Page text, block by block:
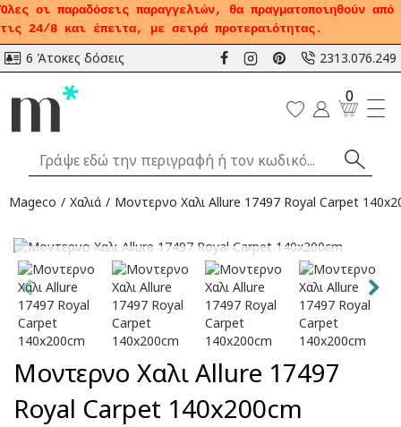
Όλες οι παραδόσεις παραγγελιών, θα πραγματοποιηθούν από
τις 24/8 και έπειτα, με σειρά προτεραιότητας.
6 Άτοκες δόσεις 2313.076.249
0
Mageco Χαλιά Μοντερνο Χαλι Allure 17497 Royal Carpet
Αναμένεται
Μοντερνο Χαλι Allure 17497
Royal Carpet 140x200cm